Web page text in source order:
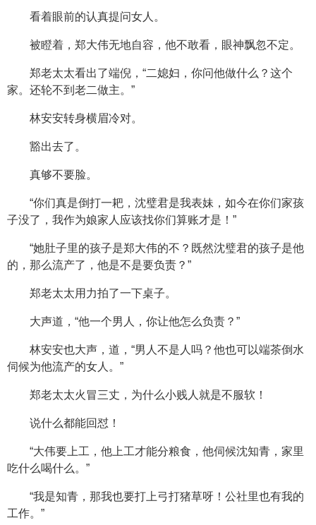
看着眼前的认真提问女人。
被瞪着，郑大伟无地自容，他不敢看，眼神飘忽不定。
郑老太太看出了端倪，“二媳妇，你问他做什么？这个
家。还轮不到老二做主。”
林安安转身横眉冷对。
豁出去了。
真够不要脸。
“你们真是倒打一耙，沈璧君是我表妹，如今在你们家孩
子没了，我作为娘家人应该找你们算账才是！”
“她肚子里的孩子是郑大伟的不？既然沈璧君的孩子是他
的，那么流产了，他是不是要负责？”
郑老太太用力拍了一下桌子。
大声道，“他一个男人，你让他怎么负责？”
林安安也大声，道，“男人不是人吗？他也可以端茶倒水
伺候为他流产的女人。”
郑老太太火冒三丈，为什么小贱人就是不服软！
说什么都能回怼！
“大伟要上工，他上工才能分粮食，他伺候沈知青，家里
吃什么喝什么。”
“我是知青，那我也要打上弓打猪草呀！公社里也有我的
工作。”